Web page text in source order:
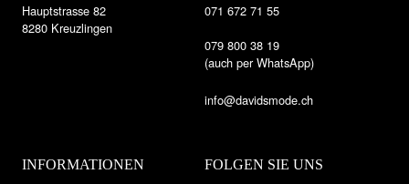
Hauptstrasse 82
8280 Kreuzlingen
071 672 71 55
079 800 38 19
(auch per WhatsApp)
info@davidsmode.ch
INFORMATIONEN FOLGEN SIE UNS